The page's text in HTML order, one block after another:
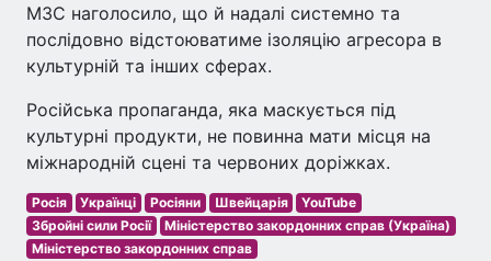
МЗС наголосило, що й надалі системно та
послідовно відстоюватиме ізоляцію агресора в
культурній та інших сферах.
Російська пропаганда, яка маскується під
культурні продукти, не повинна мати місця на
міжнародній сцені та червоних доріжках.
Росія Українці Росіяни Швейцарія
YouTube
Збройні сили Росії
Міністерство закордонних справ (Україна)
Міністерство закордонних справ